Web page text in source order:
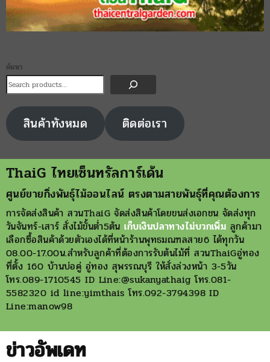
ค้นหา
สินค้าทังหมด ติดต่อเรา
ThaiG ไทยเซ็นทรัลการ์เด้น
ศูนย์ขายกิ่งพันธุ์ไม้ออนไลน์ ตรงตามสายพันธุ์ที่คุณต้องการ
การจัดส่งสินค้า สวนThaiG จัดส่งสินค้าโดยขนส่งเอกชน จัดส่งทุก
วันจันทร์-เสาร์ สั่งไม้ขั้นต่ำ5ต้นเก็บเงินปลาทางไม่บวกเพิ่ม ลูกค้ามา
เลือกซื้อสินค้าด้วยตัวเองได้ที่หน้าร้านพุทธมณฑลสาย6 ได้ทุกวัน
08.00-17.00น.สำหรับลูกค้าที่ต้องการรับต้นไม้ที่ สวนThaiGอู่ทอง
ที่ตั้ง 160 บ้านบ่อคู่ อู่ทอง สุพรรณบุรี ให้สั่งล่วงหน้า 3-5วัน
โทร.089-1710545 ID Line:@sukanyathaig โทร.081-
5582320 id line:yimthais โทร.092-3794398 ID
Line:manow98
ข่าวอัพเดท